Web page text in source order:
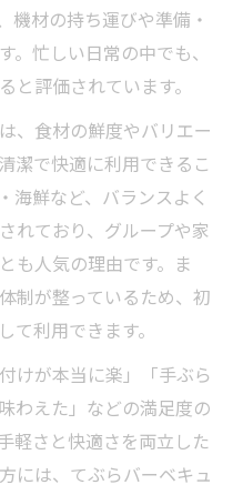
機材の持ち運びや準備・
忙しい日常の中でも、
と評価されています。
、食材の鮮度やバリエー
潔で快適に利用できるこ
海鮮など、バランスよく
れており、グループや家
も人気の理由です。ま
制が整っているため、初
て利用できます。
けが本当に楽」「手ぶら
わえた」などの満足度の
軽さと快適さを両立した
には、てぶらバーベキュ